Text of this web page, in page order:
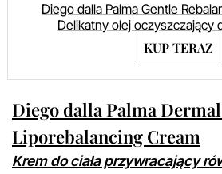
Diego dalla Palma Gentle
Delikatny olej oczyszczający
KUP TERAZ
Diego dalla Palma
Liporebalancing Cream
Krem do ciała przywracający